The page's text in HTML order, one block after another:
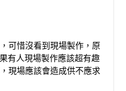
可惜沒看到現場製作，原
有人現場製作應該超有趣
現場應該會造成供不應求